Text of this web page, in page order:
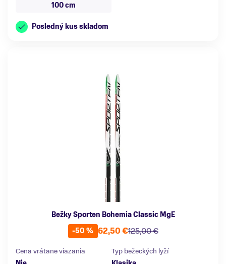
100 cm
Posledný kus skladom
Bežky Sporten Bohemia Classic MgE
-50 %
125,00 €
62,50 €
Cena vrátane viazania
Typ bežeckých lyží